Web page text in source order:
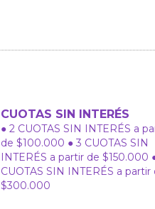
CUOTAS SIN INTERÉS
● 2 CUOTAS SIN INTERÉS a
de $100.000 ● 3 CUOTAS SIN
INTERÉS a partir de $150.000
CUOTAS SIN INTERÉS a partir
$300.000